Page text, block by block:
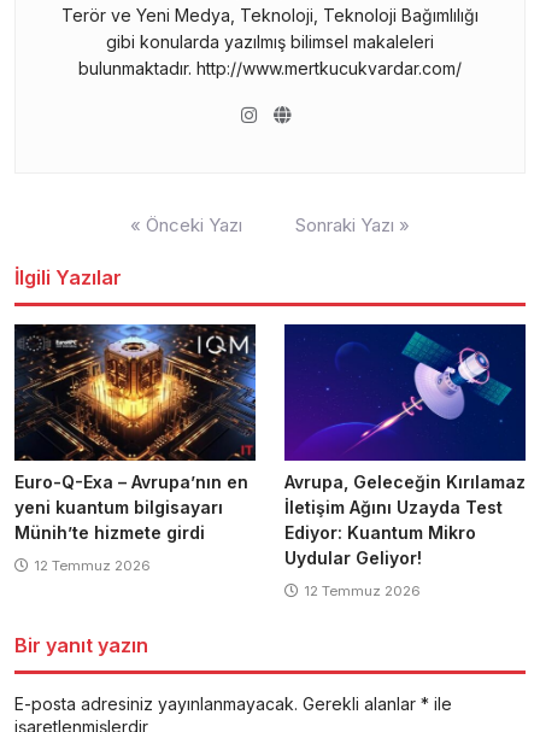
Terör ve Yeni Medya, Teknoloji, Teknoloji Bağımlılığı
gibi konularda yazılmış bilimsel makaleleri
bulunmaktadır. http://www.mertkucukvardar.com/
« Önceki Yazı Sonraki Yazı »
İlgili Yazılar
Euro-Q-Exa – Avrupa’nın en
yeni kuantum bilgisayarı
Münih’te hizmete girdi
12 Temmuz 2026
Avrupa, Geleceğin Kırılamaz
İletişim Ağını Uzayda Test
Ediyor: Kuantum Mikro
Uydular Geliyor!
12 Temmuz 2026
Bir yanıt yazın
E-posta adresiniz yayınlanmayacak. Gerekli alanlar * ile
işaretlenmişlerdir